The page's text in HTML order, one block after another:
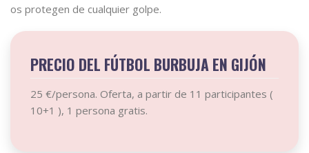
os protegen de cualquier golpe.
PRECIO DEL FÚTBOL BURBUJA EN GIJÓN
25 €/persona. Oferta, a partir de 11 participantes (
10+1 ), 1 persona gratis.